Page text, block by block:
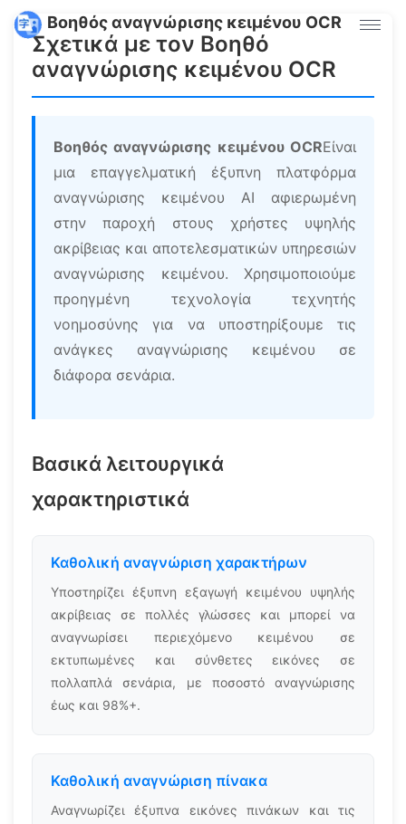
Βοηθός αναγνώρισης κειμένου OCR
Σχετικά με τον Βοηθό
αναγνώρισης κειμένου OCR
Βοηθός αναγνώρισης κειμένου OCRΕίναι
μια επαγγελματική έξυπνη πλατφόρμα
αναγνώρισης κειμένου AI αφιερωμένη
στην παροχή στους χρήστες υψηλής
ακρίβειας και αποτελεσματικών υπηρεσιών
αναγνώρισης κειμένου. Χρησιμοποιούμε
προηγμένη τεχνολογία τεχνητής
νοημοσύνης για να υποστηρίξουμε τις
ανάγκες αναγνώρισης κειμένου σε
διάφορα σενάρια.
Βασικά λειτουργικά
χαρακτηριστικά
Καθολική αναγνώριση χαρακτήρων
Υποστηρίζει έξυπνη εξαγωγή κειμένου υψηλής
ακρίβειας σε πολλές γλώσσες και μπορεί να
αναγνωρίσει περιεχόμενο κειμένου σε
εκτυπωμένες και σύνθετες εικόνες σε
πολλαπλά σενάρια, με ποσοστό αναγνώρισης
έως και 98%+.
Καθολική αναγνώριση πίνακα
Αναγνωρίζει έξυπνα εικόνες πινάκων και τις